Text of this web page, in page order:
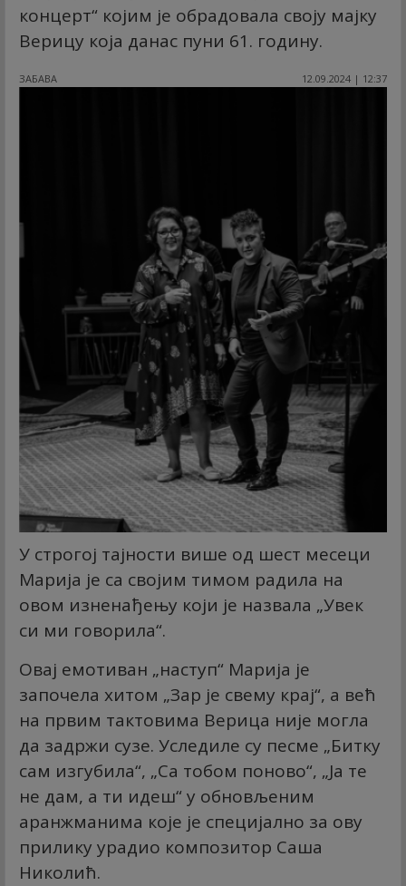
концерт“ којим је обрадовала своју мајку
Верицу која данас пуни 61. годину.
ЗАБАВА 12.09.2024 | 12:37
У строгој тајности више од шест месеци
Марија је са својим тимом радила на
овом изненађењу који је назвала „Увек
си ми говорила“.
Овај емотиван „наступ“ Марија је
започела хитом „Зар је свему крај“, а већ
на првим тактовима Верица није могла
да задржи сузе. Уследиле су песме „Битку
сам изгубила“, „Са тобом поново“, „Ја те
не дам, а ти идеш“ у обновљеним
аранжманима које је специјално за ову
прилику урадио композитор Саша
Николић.